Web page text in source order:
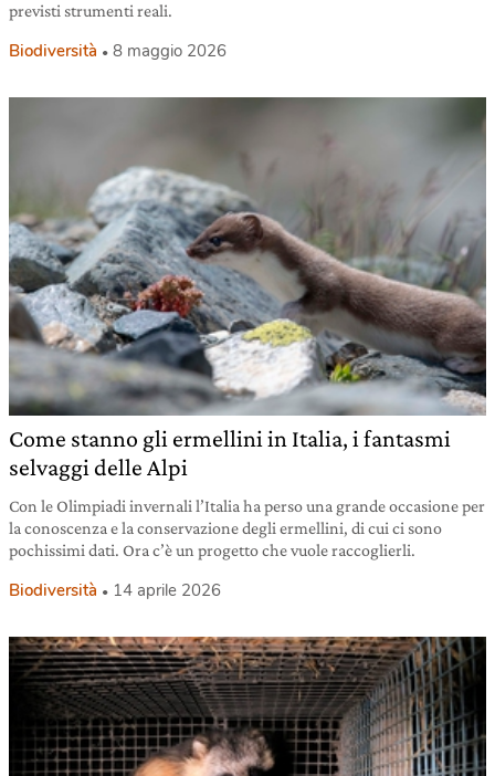
previsti strumenti reali.
Biodiversità 8 maggio 2026
Come stanno gli ermellini in Italia, i fantasmi
selvaggi delle Alpi
Con le Olimpiadi invernali l’Italia ha perso una grande occasione per
la conoscenza e la conservazione degli ermellini, di cui ci sono
pochissimi dati. Ora c’è un progetto che vuole raccoglierli.
Biodiversità 14 aprile 2026